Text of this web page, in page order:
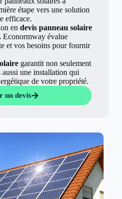
étape vers une solution
efficace.
en devis panneau solaire
Econormway évalue
et vos besoins pour fournir
garantit non seulement
une installation qui
de votre propriété.
un devis